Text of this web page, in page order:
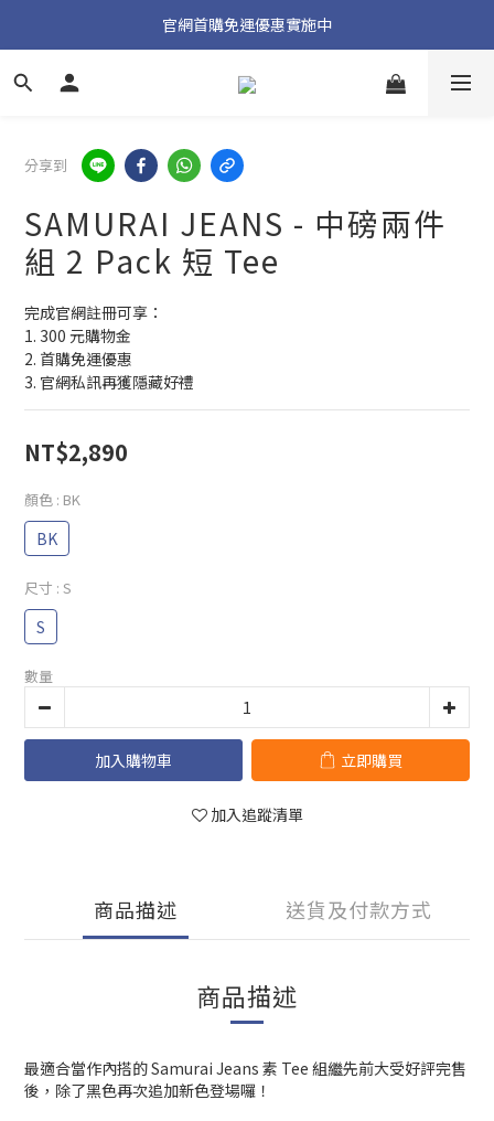
加入官方 LINE 獲取隱藏好禮
官網首購免運優惠實施中
加入官方 LINE 獲取隱藏好禮
分享到
SAMURAI JEANS - 中磅兩件
組 2 Pack 短 Tee
完成官網註冊可享：
1. 300 元購物金
2. 首購免運優惠
3. 官網私訊再獲隱藏好禮
NT$2,890
顏色 : BK
BK
尺寸 : S
S
數量
加入購物車 立即購買
加入追蹤清單
商品描述 送貨及付款方式
商品描述
最適合當作內搭的 Samurai Jeans 素 Tee 組繼先前大受好評完售
後，除了黑色再次追加新色登場囉！